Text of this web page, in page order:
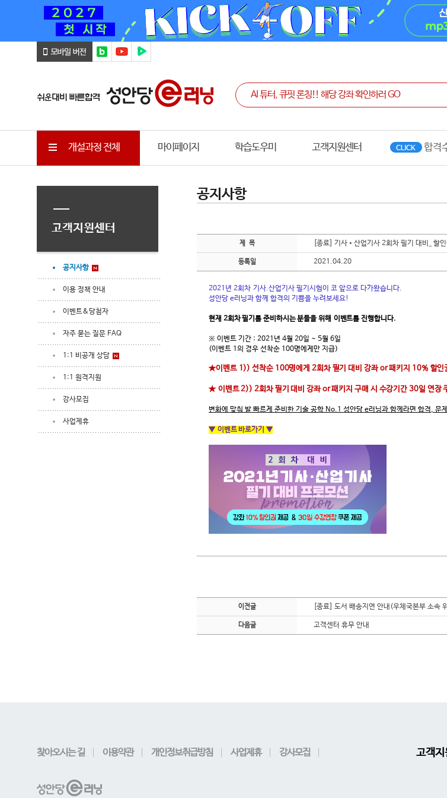
개설과정 전체 마이페이지 학습도우미 고객지원센터
고객지원센터
공지사항
이용 정책 안내
이벤트&당첨자
자주 묻는 질문 FAQ
1:1 비공개 상담
1:1 원격지원
강사모집
사업제휴
공지사항
제 목 [종료] 기사•산업기사 2회차 필기 대비_ 할
등록일 2021.04.20
2021년 2회차 기사.산업기사 필기시험이 코 앞으로 다가왔습니다.
성안당 e러닝과 함께 합격의 기쁨을 누려보세요!
현재 2회차 필기를 준비하시는 분들을 위해 이벤트를 진행합니다.
※ 이벤트 기간 : 2021년 4월 20일 ~ 5월 6일
(이벤트 1의 경우 선착순 100명에게만 지급)
★이벤트 1)) 선착순 100명에게 2회차 필기 대비 강좌 or 패키지 10% 할인
★ 이벤트 2)) 2회차 필기 대비 강좌 or 패키지 구매 시 수강기간 30일 연장
변화에 맞춰 발 빠르게 준비한 기술 공학 No.1 성안당 e러닝과 함께라면 합격, 문
▼ 이벤트 바로가기 ▼
이전글 [종료] 도서 배송지연 안내(우체국본부 소속
다음글 고객센터 휴무 안내
찾아오시는 길 이용약관 개인정보취급방침 사업제휴 강사모집 고객지